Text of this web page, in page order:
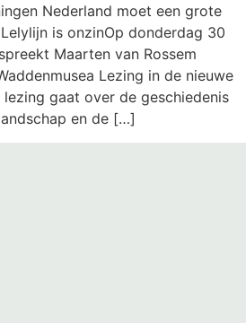
Nederland moet een grote
is onzinOp donderdag 30
Maarten van Rossem
Lezing in de nieuwe
lezing gaat over de geschiedenis
en de […]